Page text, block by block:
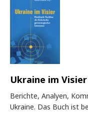
Ukraine im Visier
Berichte, Analyen,
Ukraine. Das Buch ist